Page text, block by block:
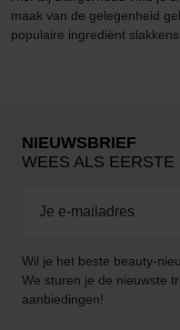
maak van de gelegenheid
populaire ingrediënt
NIEUWSBRIEF
WEES ALS
Wil je het beste beauty-
We sturen je de nieuwste
aanbiedingen!